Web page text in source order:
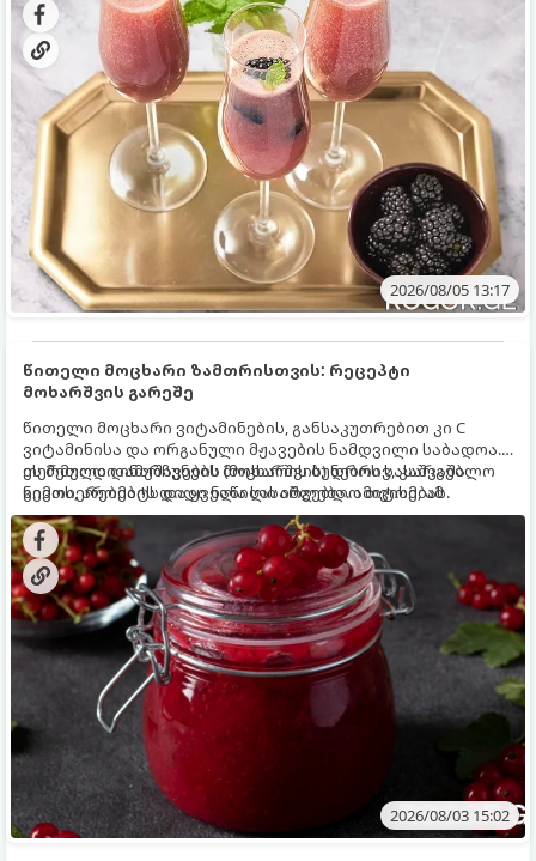
2026/08/05 13:17
წითელი მოცხარი ზამთრისთვის: რეცეპტი
მოხარშვის გარეშე
წითელი მოცხარი ვიტამინების, განსაკუთრებით კი C
ვიტამინისა და ორგანული მჟავების ნამდვილი საბადოა.
თერმული დამუშავების (მოხარშვის) დროს სასარგებლო
ნივთიერებების დიდი ნაწილი იშლება. ამიტომ, ამ
კენკრის ზამთრისთვის შესანახად საუკეთესო გზა
„ცოცხალი ჯემის“ მომზადებაა - მოხარშვის გარეშე.
ეს მეთოდი ინარჩუნებს მოცხარის ბუნებრივ, კაშკაშა
გემოს, არომატს და ყველა სასარგებლო თვისებას.
2026/08/03 15:02